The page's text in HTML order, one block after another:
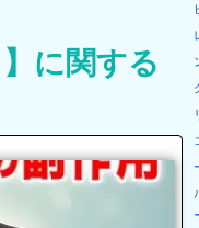
に関する